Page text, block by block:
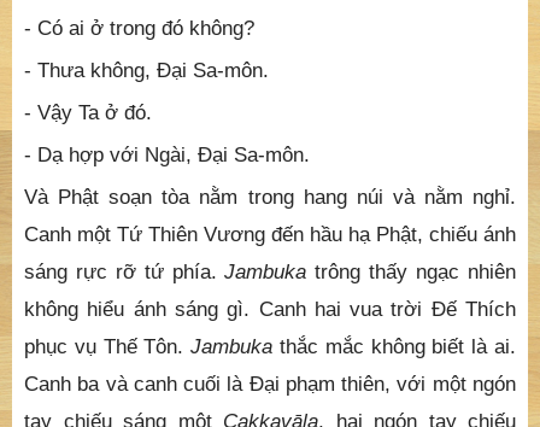
- Có ai ở trong đó không?
- Thưa không, Ðại Sa-môn.
- Vậy Ta ở đó.
- Dạ hợp với Ngài, Ðại Sa-môn.
Và Phật soạn tòa nằm trong hang núi và nằm nghỉ.
Canh một Tứ Thiên Vương đến hầu hạ Phật, chiếu ánh
sáng rực rỡ tứ phía.Jambukatrông thấy ngạc nhiên
không hiểu ánh sáng gì. Canh hai vua trời Ðế Thích
phục vụ Thế Tôn.Jambukathắc mắc không biết là ai.
Canh ba và canh cuối là Đại phạm thiên, với một ngón
tay chiếu sáng một Cakkavāla, hai ngón tay chiếu